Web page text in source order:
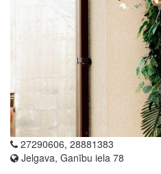
27290606, 28881383
Jelgava, Ganību iela 78